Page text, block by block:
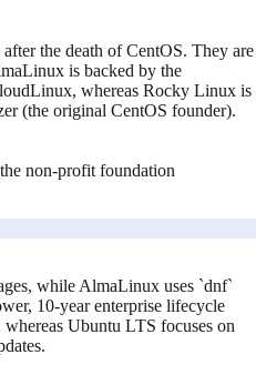
the death of CentOS. They are
is backed by the
whereas Rocky Linux is
(the original CentOS founder).
non-profit foundation
while AlmaLinux uses `dnf`
10-year enterprise lifecycle
Ubuntu LTS focuses on